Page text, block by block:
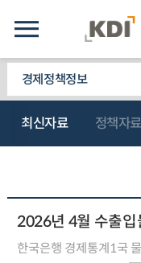
경제정책정보
최신자료 정책자료
2026년 4월 수출
한국은행 경제통계1국